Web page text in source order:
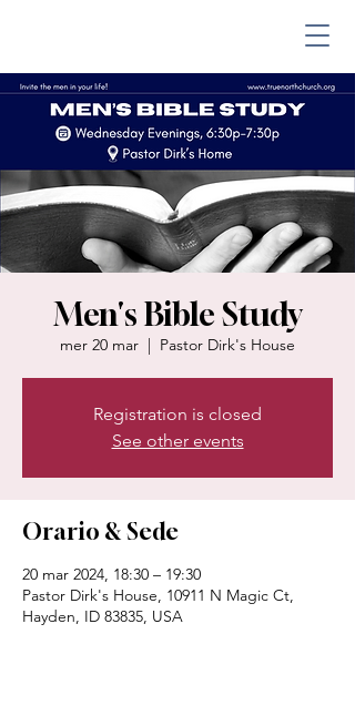
Men's Bible Study
mer 20 mar
  |
Pastor Dirk's House
Registration is closed
See other events
Orario & Sede
20 mar 2024, 18:30 – 19:30
Pastor Dirk's House, 10911 N Magic Ct,
Hayden, ID 83835, USA